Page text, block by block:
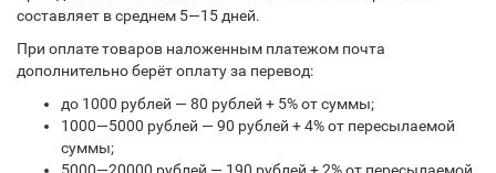
составляет в среднем 5—15 дней.
При оплате товаров наложенным платежом почта
дополнительно берёт оплату за перевод:
до 1000 рублей — 80 рублей + 5% от суммы;
1000—5000 рублей — 90 рублей + 4% от пересылаемой
суммы;